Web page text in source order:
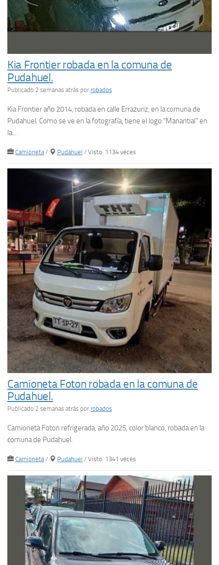
Kia Frontier robada en la comuna de
Pudahuel.
Publicado 2 semanas atrás por robados
Kia Frontier año 2014, robada en calle Errazuriz, en la comuna de
Pudahuel. Como se ve en la fotografía, tiene el logo "Manantial" en
la...
Camioneta / Pudahuel / Visto: 1134 veces
Camioneta Foton robada en la comuna de
Pudahuel.
Publicado 2 semanas atrás por robados
Camioneta Foton refrigerada, año 2025, color blanco, robada en la
comuna de Pudahuel.
Camioneta/ Pudahuel / Visto: 1341 veces